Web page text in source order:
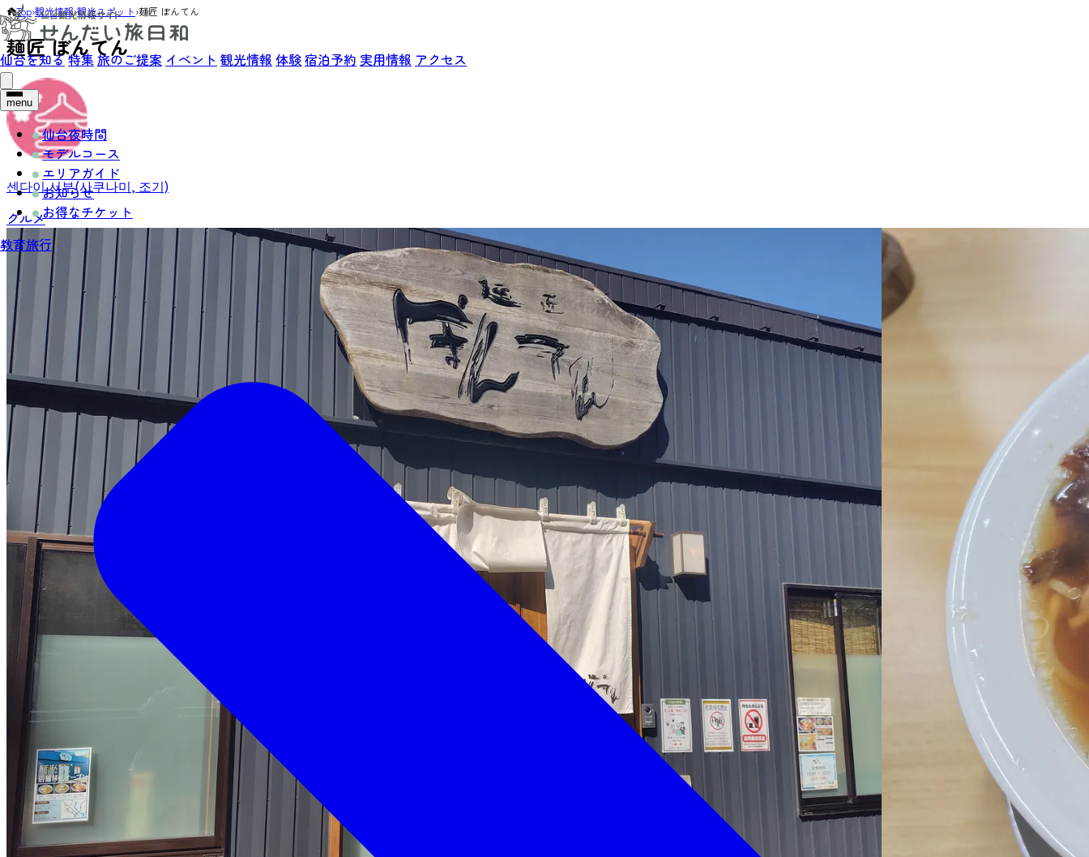
仙台を知る特集旅のご提案 イベント 観光情報 体験宿泊予約 実用情報 アクセス
menu
仙台夜時間
モデルコース
エリアガイド
お知らせ
お得なチケット
教育旅行
Top›観光情報›観光スポット›麺匠 ぼんてん
麺匠 ぼんてん
센다이 서부(사쿠나미, 조기)
グルメ